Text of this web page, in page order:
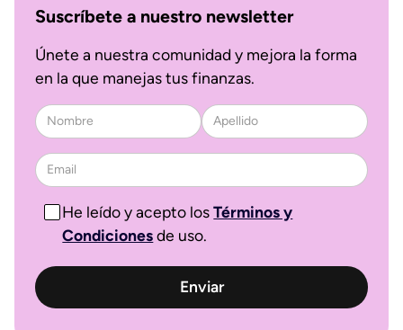
Suscríbete a nuestro newsletter
Únete a nuestra comunidad y mejora la forma
en la que manejas tus finanzas.
He leído y acepto losTérminos y
Condicionesde uso.